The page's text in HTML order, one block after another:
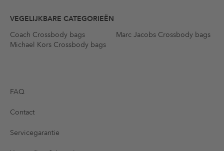
VEGELIJKBARE CATEGORIEËN
Coach Crossbody bags
Marc Jacobs Crossbody bags
Michael Kors Crossbody bags
FAQ
Contact
Servicegarantie